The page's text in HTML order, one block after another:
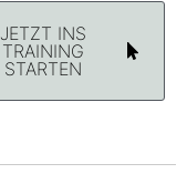
JETZT INS
TRAINING
STARTEN